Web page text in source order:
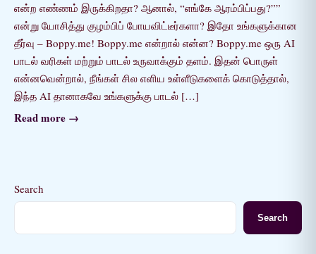
என்ற எண்ணம் இருக்கிறதா? ஆனால், “எங்கே ஆரம்பிப்பது?””
என்று யோசித்து குழம்பிப் போயவிட்டீர்களா? இதோ உங்களுக்கான
தீர்வு – Boppy.me! Boppy.me என்றால் என்ன? Boppy.me ஒரு AI
பாடல் வரிகள் மற்றும் பாடல் உருவாக்கும் தளம். இதன் பொருள்
என்னவென்றால், நீங்கள் சில எளிய உள்ளீடுகளைக் கொடுத்தால்,
இந்த AI தானாகவே உங்களுக்கு பாடல் […]
Read more →
Search
Search